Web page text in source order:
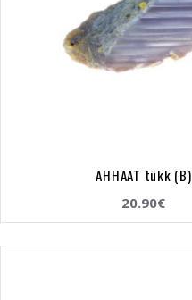
AHHAAT tükk (B)
20.90€